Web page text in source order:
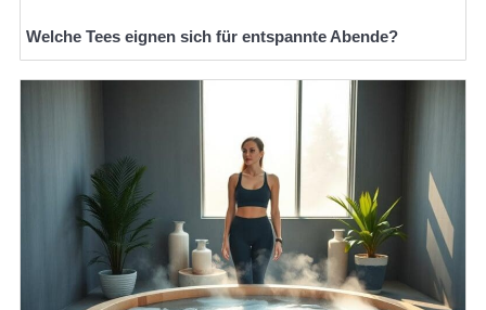
Welche Tees eignen sich für entspannte Abende?